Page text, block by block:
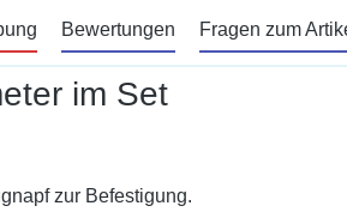
Bewertungen Fragen zum
im Set
zur Befestigung.